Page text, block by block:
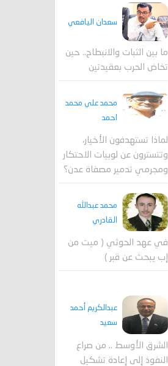
سعدان اليافعي
ما بين الثبات والانبطاح.. حين
تخاض الحرب بعقيدتين
محمد علي محمد
احمد
لماذا تستهدفون الأخيار،
وتتسترون عن لوبيات الاحتكار
ومجرمي تدمير مصفاة عدن؟
محمد عبدالله
القادري
في عهد الحوثي ( ميت من
إب يبحث عن قبر )
عبدالكريم أحمد
سعيد
الشرق الأوسط .. من صراع
النفوذ إلى إعادة تشكيل